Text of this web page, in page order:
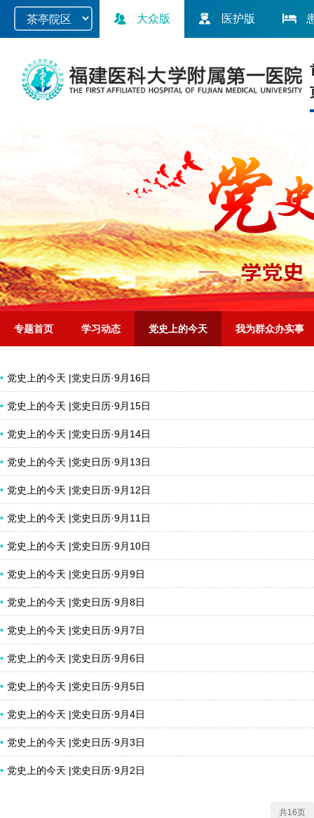
大众版 医护版
专题首页 学习动态 党史上的今天 我为群众办实事
党史上的今天 |党史日历·9月16日
党史上的今天 |党史日历·9月15日
党史上的今天 |党史日历·9月14日
党史上的今天 |党史日历·9月13日
党史上的今天 |党史日历·9月12日
党史上的今天 |党史日历·9月11日
党史上的今天 |党史日历·9月10日
党史上的今天 |党史日历·9月9日
党史上的今天 |党史日历·9月8日
党史上的今天 |党史日历·9月7日
党史上的今天 |党史日历·9月6日
党史上的今天 |党史日历·9月5日
党史上的今天 |党史日历·9月4日
党史上的今天 |党史日历·9月3日
党史上的今天 |党史日历·9月2日
共16页